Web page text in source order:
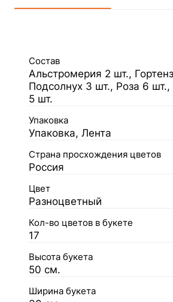
Состав
Альстромерия 2 шт.,
Подсолнух 3 шт., Роза 6 шт.,
5 шт.
Упаковка
Упаковка, Лента
Страна просхождения цветов
Россия
Цвет
Разноцветный
Кол-во цветов в букете
17
Высота букета
50 см.
Ширина букета